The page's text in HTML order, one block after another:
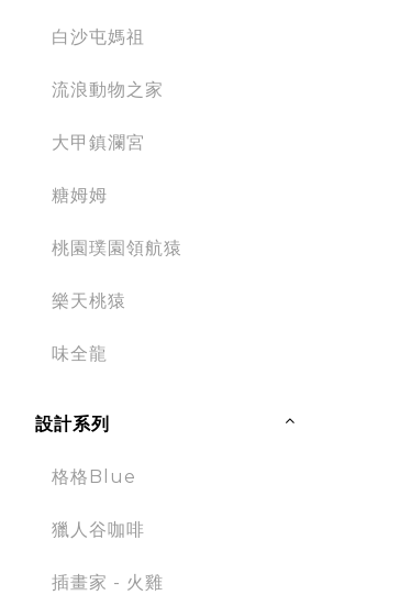
白沙屯媽祖
流浪動物之家
大甲鎮瀾宮
糖姆姆
桃園璞園領航猿
樂天桃猿
味全龍
設計系列
格格Blue
獵人谷咖啡
插畫家 - 火雞